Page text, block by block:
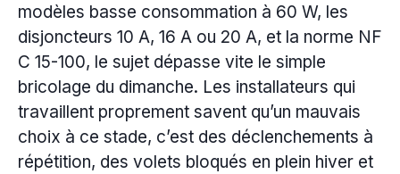
modèles basse consommation à 60 W, les
disjoncteurs 10 A, 16 A ou 20 A, et la norme NF
C 15-100, le sujet dépasse vite le simple
bricolage du dimanche. Les installateurs qui
travaillent proprement savent qu’un mauvais
choix à ce stade, c’est des déclenchements à
répétition, des volets bloqués en plein hiver et